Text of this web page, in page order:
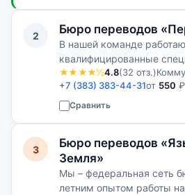
2 Бюро переводов
В нашей команде
квалифицированные
клиенты всегда
качеством нашей работы
★★★★½4.8(32 отз.)
+7 (383) 383-44-31от 550 ₽
Сравнить
3
Бюро переводов
Земля»
Мы – федеральная сеть
летним опытом работы